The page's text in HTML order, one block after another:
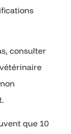
consulter
que 10